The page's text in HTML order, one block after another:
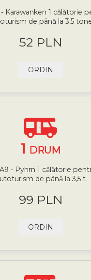
- Karawanken 1 călătorie
de până la 3,5
52 PLN
ORDIN
1 DRUM
- Pyhrn 1 călătorie
de până la 3,5 t
99 PLN
ORDIN